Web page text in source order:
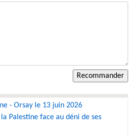
- Orsay le 13 juin 2026
Palestine face au déni de ses